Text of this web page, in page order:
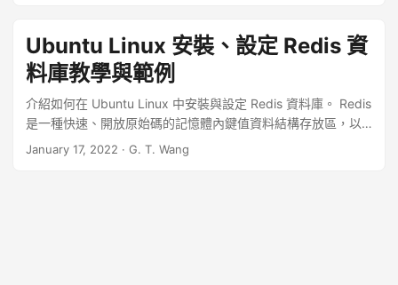
Ubuntu Linux 安裝、設定 Redis 資
料庫教學與範例
介紹如何在 Ubuntu Linux 中安裝與設定 Redis 資料庫。 Redis
是一種快速、開放原始碼的記憶體內鍵值資料結構存放區，以
下是在 Ubuntu Linux 中安裝與設定 Redis 資料庫服務的操作
January 17, 2022 · G. T. Wang